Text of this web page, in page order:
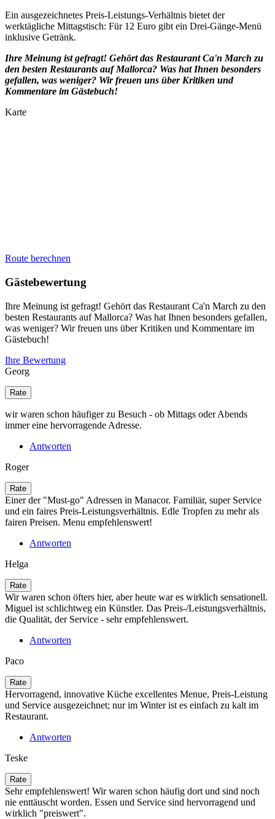
Ein ausgezeichnetes Preis-Leistungs-Verhältnis bietet der
werktägliche Mittagstisch: Für 12 Euro gibt ein Drei-Gänge-Menü
inklusive Getränk.
Ihre Meinung ist gefragt! Gehört das Restaurant Ca'n March zu
den besten Restaurants auf Mallorca? Was hat Ihnen besonders
gefallen, was weniger? Wir freuen uns über Kritiken und
Kommentare im Gästebuch!
Karte
Route berechnen
Gästebewertung
Ihre Meinung ist gefragt! Gehört das Restaurant Ca'n March zu den
besten Restaurants auf Mallorca? Was hat Ihnen besonders gefallen,
was weniger? Wir freuen uns über Kritiken und Kommentare im
Gästebuch!
Ihre Bewertung
Georg
wir waren schon häufiger zu Besuch - ob Mittags oder Abends
immer eine hervorragende Adresse.
Antworten
Roger
Einer der "Must-go" Adressen in Manacor. Familiär, super Service
und ein faires Preis-Leistungsverhältnis. Edle Tropfen zu mehr als
fairen Preisen. Menu empfehlenswert!
Antworten
Helga
Wir waren schon öfters hier, aber heute war es wirklich sensationell.
Miguel ist schlichtweg ein Künstler. Das Preis-/Leistungsverhältnis,
die Qualität, der Service - sehr empfehlenswert.
Antworten
Paco
Hervorragend, innovative Küche excellentes Menue, Preis-Leistung
und Service ausgezeichnet; nur im Winter ist es einfach zu kalt im
Restaurant.
Antworten
Teske
Sehr empfehlenswert! Wir waren schon häufig dort und sind noch
nie enttäuscht worden. Essen und Service sind hervorragend und
wirklich "preiswert".